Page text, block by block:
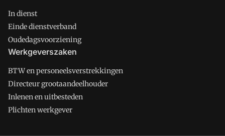
In dienst
Einde dienstverband
Oudedagsvoorziening
Werkgeverszaken
BTW en personeelsverstrekkingen
Directeur grootaandeelhouder
Inlenen en uitbesteden
Plichten werkgever